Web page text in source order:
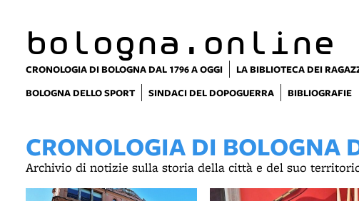
bologna.online
CRONOLOGIA DI BOLOGNA DAL 1796 A OGGI LA BIBLIOTECA DEI
BOLOGNA DELLO SPORT
SINDACI DEL DOPOGUERRA BIBLIOGRAFIE
CRONOLOGIA DI BOLOGNA
Archivio di notizie sulla storia della città e del suo